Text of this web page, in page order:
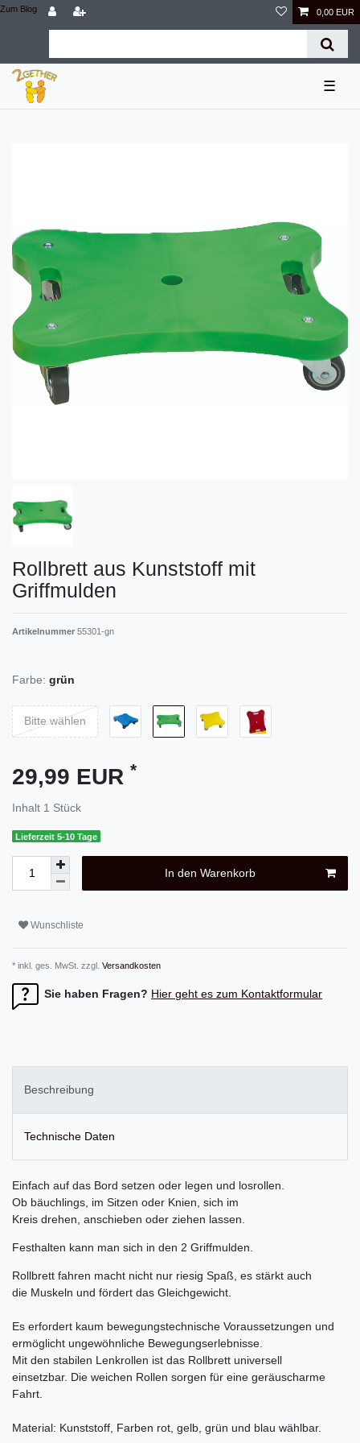
Zum Blog 0,00 EUR
☰
Rollbrett aus Kunststoff mit
Griffmulden
Artikelnummer 55301-gn
Farbe: grün
Bitte wählen
29,99 EUR *
Inhalt 1 Stück
Lieferzeit 5-10 Tage
In den Warenkorb
Wunschliste
* inkl. ges. MwSt. zzgl. Versandkosten
Sie haben Fragen? Hier geht es zum Kontaktformular
Beschreibung
Technische Daten
Einfach auf das Bord setzen oder legen und losrollen.
Ob bäuchlings, im Sitzen oder Knien, sich im
Kreis drehen, anschieben oder ziehen lassen.
Festhalten kann man sich in den 2 Griffmulden.
Rollbrett fahren macht nicht nur riesig Spaß, es stärkt auch
die Muskeln und fördert das Gleichgewicht.
Es erfordert kaum bewegungstechnische Voraussetzungen und
ermöglicht ungewöhnliche Bewegungserlebnisse.
Mit den stabilen Lenkrollen ist das Rollbrett universell
einsetzbar. Die weichen Rollen sorgen für eine geräuscharme
Fahrt.
Material: Kunststoff, Farben rot, gelb, grün und blau wählbar.